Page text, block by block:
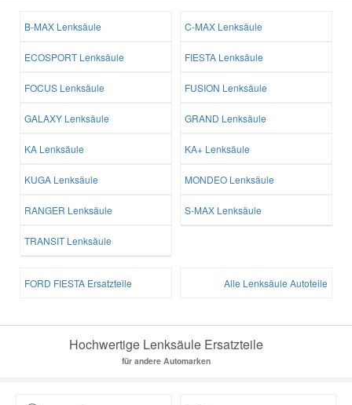
B-MAX Lenksäule C-MAX Lenksäule
ECOSPORT Lenksäule FIESTA Lenksäule
FOCUS Lenksäule FUSION Lenksäule
GALAXY Lenksäule GRAND Lenksäule
KA Lenksäule KA+ Lenksäule
KUGA Lenksäule MONDEO Lenksäule
RANGER Lenksäule S-MAX Lenksäule
TRANSIT Lenksäule
FORD FIESTA Ersatzteile Alle Lenksäule Autoteile
Hochwertige Lenksäule Ersatzteile
für andere Automarken